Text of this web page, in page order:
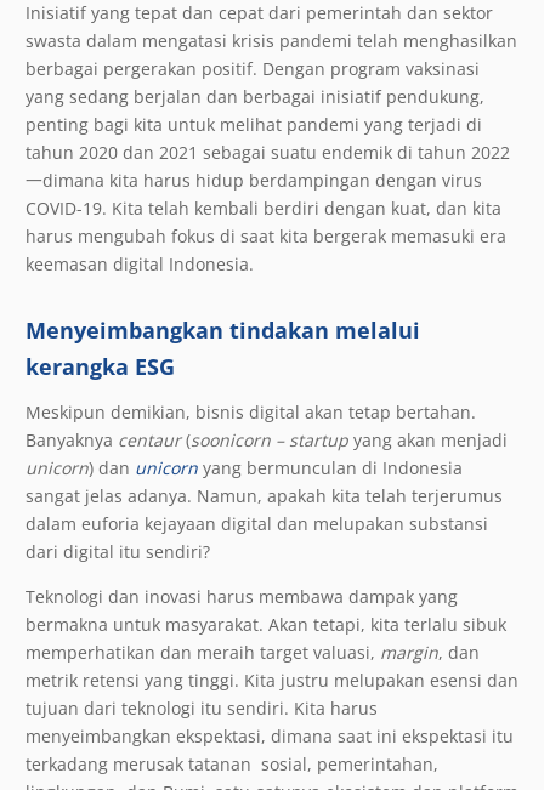
Inisiatif yang tepat dan cepat dari pemerintah dan sektor
swasta dalam mengatasi krisis pandemi telah menghasilkan
berbagai pergerakan positif. Dengan program vaksinasi
yang sedang berjalan dan berbagai inisiatif pendukung,
penting bagi kita untuk melihat pandemi yang terjadi di
tahun 2020 dan 2021 sebagai suatu endemik di tahun 2022
一dimana kita harus hidup berdampingan dengan virus
COVID-19. Kita telah kembali berdiri dengan kuat, dan kita
harus mengubah fokus di saat kita bergerak memasuki era
keemasan digital Indonesia.
Menyeimbangkan tindakan melalui
kerangka ESG
Meskipun demikian, bisnis digital akan tetap bertahan.
Banyaknya centaur(soonicorn – startup yang akan menjadi
unicorn) dan unicorn yang bermunculan di Indonesia
sangat jelas adanya. Namun, apakah kita telah terjerumus
dalam euforia kejayaan digital dan melupakan substansi
dari digital itu sendiri?
Teknologi dan inovasi harus membawa dampak yang
bermakna untuk masyarakat. Akan tetapi, kita terlalu sibuk
memperhatikan dan meraih target valuasi, margin, dan
metrik retensi yang tinggi. Kita justru melupakan esensi dan
tujuan dari teknologi itu sendiri. Kita harus
menyeimbangkan ekspektasi, dimana saat ini ekspektasi itu
terkadang merusak tatanan sosial, pemerintahan,